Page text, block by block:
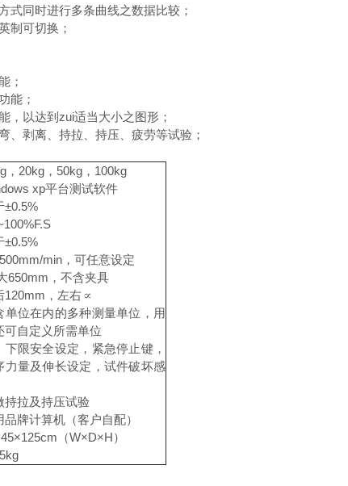
式同时进行多条曲线之数据比较；
制可切换；
；
能；
，以达到zui适当大小之图形；
、剥离、持拉、持压、疲劳等试验；
，20kg，50kg，100kg
xp平台测试软件
±0.5%
±0.5%
min，可任意设定
650mm，不含夹具
120mm，左右∝
单位在内的多种测量单位，用
可自定义所需单位
下限安全设定，紧急停止键，
力量及伸长设定，试件破坏感
持拉及持压试验
品牌计算机（客户自配）
（W×D×H）